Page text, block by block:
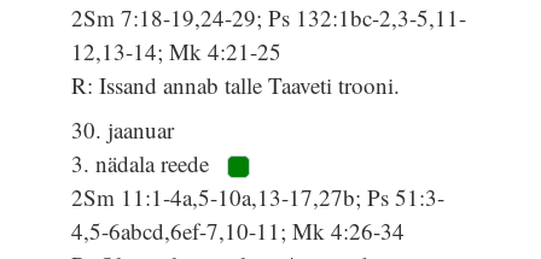
2Sm 7:18-19,24-29; Ps 132:1bc-2,3-5,11-
12,13-14; Mk 4:21-25
R: Issand annab talle Taaveti trooni.
30. jaanuar
3. nädala reede
2Sm 11:1-4a,5-10a,13-17,27b; Ps 51:3-
4,5-6abcd,6ef-7,10-11; Mk 4:26-34